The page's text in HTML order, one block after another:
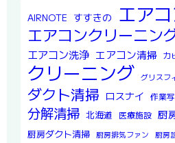
AIRNOTE すすきの エア
エアコンクリーニン
エアコン洗浄 エアコン清掃 カ
クリーニング グリスフ
ダクト清掃 ロスナイ 作業
分解清掃 北海道 医療施設 厨
厨房ダクト清掃 厨房排気ファン 厨房